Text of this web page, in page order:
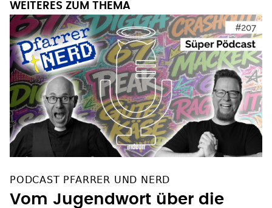
WEITERES ZUM THEMA
PODCAST PFARRER UND NERD
Vom Jugendwort über die